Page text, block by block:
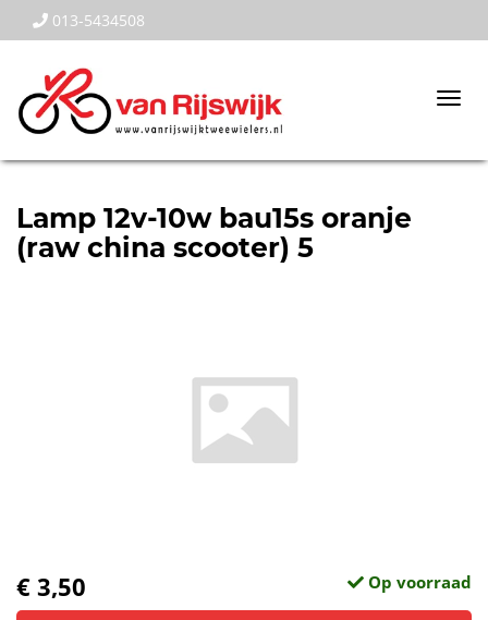
013-5434508
Lamp 12v-10w bau15s oranje
(raw china scooter) 5
€ 3,50 Op voorraad